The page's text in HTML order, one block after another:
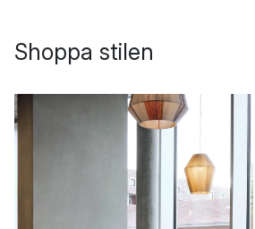
Shoppa stilen